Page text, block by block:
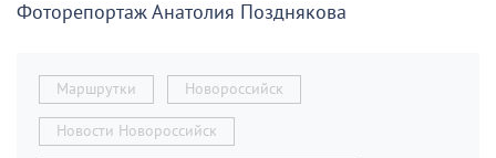
Фоторепортаж Анатолия Позднякова
Маршрутки Новороссийск
Новости Новороссийск